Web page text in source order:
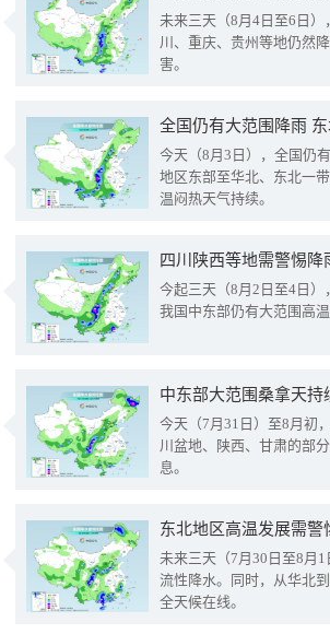
未来三天（8月4日至6日
川、重庆、贵州等地仍然
害。
全国仍有大范围降雨
今天（8月3日），全国仍
地区东部至华北、东北一
温闷热天气持续。
今起三天（8月2日至4日
我国中东部仍有大范围高
中东部大范围桑拿天
今天（7月31日）至8月初
川盆地、陕西、甘肃的部
息。
东北地区高温发展需
未来三天（7月30日至8月
流性降水。同时，从华北
全天候在线。